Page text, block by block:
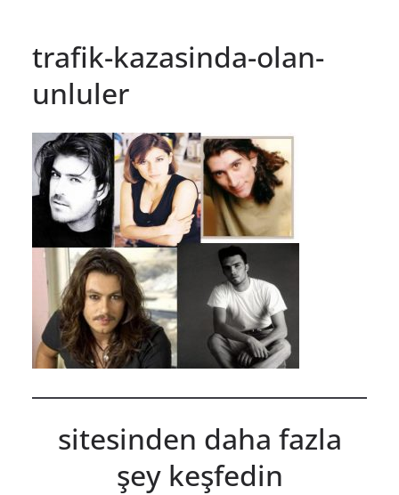
trafik-kazasinda-olan-
unluler
sitesinden daha fazla
şey keşfedin